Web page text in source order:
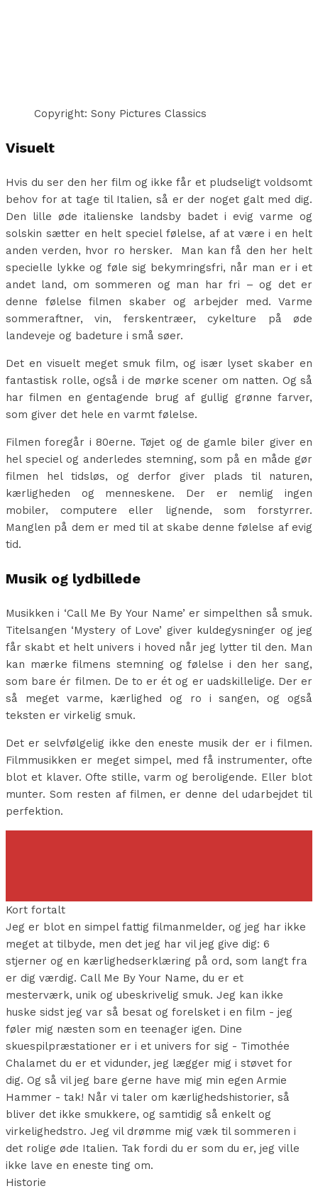
Copyright: Sony Pictures Classics
Visuelt
Hvis du ser den her film og ikke får et pludseligt voldsomt
behov for at tage til Italien, så er der noget galt med dig.
Den lille øde italienske landsby badet i evig varme og
solskin sætter en helt speciel følelse, af at være i en helt
anden verden, hvor ro hersker. Man kan få den her helt
specielle lykke og føle sig bekymringsfri, når man er i et
andet land, om sommeren og man har fri – og det er
denne følelse filmen skaber og arbejder med. Varme
sommeraftner, vin, ferskentræer, cykelture på øde
landeveje og badeture i små søer.
Det en visuelt meget smuk film, og især lyset skaber en
fantastisk rolle, også i de mørke scener om natten. Og så
har filmen en gentagende brug af gullig grønne farver,
som giver det hele en varmt følelse.
Filmen foregår i 80erne. Tøjet og de gamle biler giver en
hel speciel og anderledes stemning, som på en måde gør
filmen hel tidsløs, og derfor giver plads til naturen,
kærligheden og menneskene. Der er nemlig ingen
mobiler, computere eller lignende, som forstyrrer.
Manglen på dem er med til at skabe denne følelse af evig
tid.
Musik og lydbillede
Musikken i ‘Call Me By Your Name’ er simpelthen så smuk.
Titelsangen ‘Mystery of Love’ giver kuldegysninger og jeg
får skabt et helt univers i hoved når jeg lytter til den. Man
kan mærke filmens stemning og følelse i den her sang,
som bare ér filmen. De to er ét og er uadskillelige. Der er
så meget varme, kærlighed og ro i sangen, og også
teksten er virkelig smuk.
Det er selvfølgelig ikke den eneste musik der er i filmen.
Filmmusikken er meget simpel, med få instrumenter, ofte
blot et klaver. Ofte stille, varm og beroligende. Eller blot
munter. Som resten af filmen, er denne del udarbejdet til
perfektion.
Kort fortalt
Jeg er blot en simpel fattig filmanmelder, og jeg har ikke
meget at tilbyde, men det jeg har vil jeg give dig: 6
stjerner og en kærlighedserklæring på ord, som langt fra
er dig værdig. Call Me By Your Name, du er et
mesterværk, unik og ubeskrivelig smuk. Jeg kan ikke
huske sidst jeg var så besat og forelsket i en film - jeg
føler mig næsten som en teenager igen. Dine
skuespilpræstationer er i et univers for sig - Timothée
Chalamet du er et vidunder, jeg lægger mig i støvet for
dig. Og så vil jeg bare gerne have mig min egen Armie
Hammer - tak! Når vi taler om kærlighedshistorier, så
bliver det ikke smukkere, og samtidig så enkelt og
virkelighedstro. Jeg vil drømme mig væk til sommeren i
det rolige øde Italien. Tak fordi du er som du er, jeg ville
ikke lave en eneste ting om.
Historie